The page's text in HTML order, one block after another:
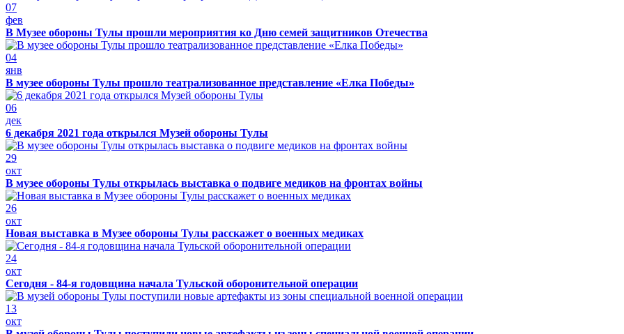
07
фев
В Музее обороны Тулы прошли мероприятия ко Дню семей защитников Отечества
04
янв
В музее обороны Тулы прошло театрализованное представление «Елка Победы»
06
дек
6 декабря 2021 года открылся Музей обороны Тулы
29
окт
В музее обороны Тулы открылась выставка о подвиге медиков на фронтах войны
26
окт
Новая выставка в Музее обороны Тулы расскажет о военных медиках
24
окт
Сегодня - 84-я годовщина начала Тульской оборонительной операции
13
окт